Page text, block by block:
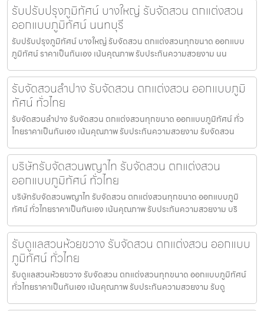
รับปรับปรุงภูมิทัศน์ บางใหญ่ รับจัดสวน ตกแต่งสวน
ออกแบบภูมิทัศน์ นนทบุรี
รับปรับปรุงภูมิทัศน์ บางใหญ่ รับจัดสวน ตกแต่งสวนทุกขนาด ออกแบบ
ภูมิทัศน์ ราคาเป็นกันเอง เน้นคุณภาพ รับประกันความสวยงาม นน
รับจัดสวนลำปาง รับจัดสวน ตกแต่งสวน ออกแบบภูมิ
ทัศน์ ทั่วไทย
รับจัดสวนลำปาง รับจัดสวน ตกแต่งสวนทุกขนาด ออกแบบภูมิทัศน์ ทั่ว
ไทยราคาเป็นกันเอง เน้นคุณภาพ รับประกันความสวยงาม รับจัดสวน
บริษัทรับจัดสวนพญาไท รับจัดสวน ตกแต่งสวน
ออกแบบภูมิทัศน์ ทั่วไทย
บริษัทรับจัดสวนพญาไท รับจัดสวน ตกแต่งสวนทุกขนาด ออกแบบภูมิ
ทัศน์ ทั่วไทยราคาเป็นกันเอง เน้นคุณภาพ รับประกันความสวยงาม บริ
รับดูแลสวนห้วยขวาง รับจัดสวน ตกแต่งสวน ออกแบบ
ภูมิทัศน์ ทั่วไทย
รับดูแลสวนห้วยขวาง รับจัดสวน ตกแต่งสวนทุกขนาด ออกแบบภูมิทัศน์
ทั่วไทยราคาเป็นกันเอง เน้นคุณภาพ รับประกันความสวยงาม รับดู